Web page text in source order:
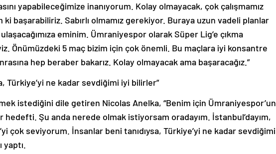
yapabileceğimize inanıyorum. Kolay olmayacak, çok çalışmamız
başarabiliriz. Sabırlı olmamız gerekiyor. Buraya uzun vadeli planlar
eminim. Ümraniyespor olarak Süper Lig’e çıkma
Önümüzdeki 5 maç bizim için çok önemli. Bu maçlara iyi konsantre
hep beraber bakarız. Kolay olmayacak ama başaracağız.”
Türkiye’yi ne kadar sevdiğimi iyi bilirler”
istediğini dile getiren Nicolas Anelka, “Benim için Ümraniyespor’un
hedefti. Şu anda nerede olmak istiyorsam oradayım. İstanbul’dayım,
çok seviyorum. İnsanlar beni tanıdıysa, Türkiye’yi ne kadar sevdiğimi
yaptı.